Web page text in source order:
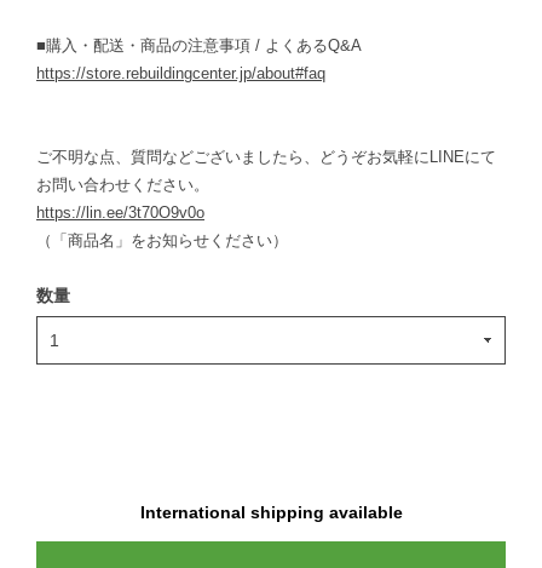
■購入・配送・商品の注意事項 / よくあるQ&A
https://store.rebuildingcenter.jp/about#faq
ご不明な点、質問などございましたら、どうぞお気軽にLINEにて
お問い合わせください。
https://lin.ee/3t70O9v0o
（「商品名」をお知らせください）
数量
International shipping available